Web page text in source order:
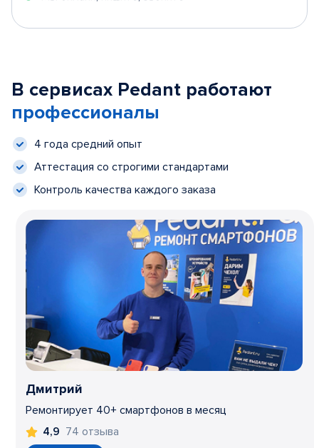
В сервисах Pedant работают
профессионалы
4 года средний опыт
Аттестация со строгими стандартами
Контроль качества каждого заказа
Дмитрий
Ремонтирует 40+ смартфонов в месяц
4,9 74 отзыва